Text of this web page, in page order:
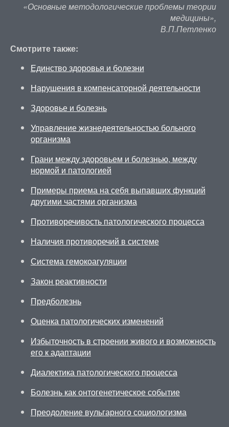
«Основные методологические проблемы теории
медицины»,
В.П.Петленко
Смотрите также:
Единство здоровья и болезни
Нарушения в компенсаторной деятельности
Здоровье и болезнь
Управление жизнедеятельностью больного
организма
Грани между здоровьем и болезнью, между
нормой и патологией
Примеры приема на себя выпавших функций
другими частями организма
Противоречивость патологического процесса
Наличия противоречий в системе
Система гемокоагуляции
Закон реактивности
Предболезнь
Оценка патологических изменений
Избыточность в строении живого и возможность
его к адаптации
Диалектика патологического процесса
Болезнь как онтогенетическое событие
Преодоление вульгарного социологизма